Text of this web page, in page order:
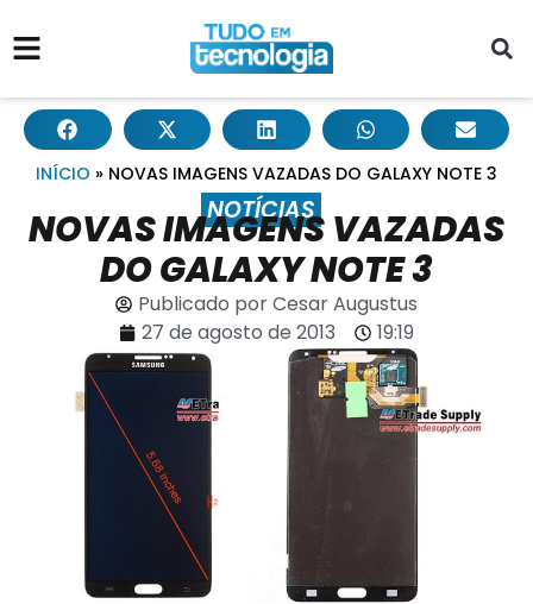
INÍCIO » NOVAS IMAGENS VAZADAS DO GALAXY NOTE 3
NOTÍCIAS
NOVAS IMAGENS VAZADAS
DO GALAXY NOTE 3
Publicado porCesar Augustus
27 de agosto de 2013
19:19